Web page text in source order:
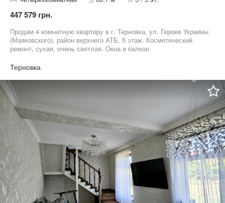
447 579 грн.
Продам 4 комнатную квартиру в г. Терновка, ул. Героев Украины
(Маяковского), район верхнего АТБ, 5 этаж. Косметический
ремонт, сухая, очень светлая. Окна и балкон
заменена. Счетчики на газ и на воду. Квартира без долгов,
продажа от собственника
Терновка